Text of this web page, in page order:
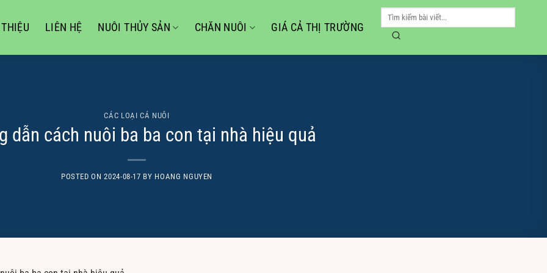
LIÊN HỆ NUÔI THỦY SẢN CHĂN NUÔI GIÁ CẢ THỊ TRƯỜNG
CÁC LOẠI CÁ NUÔI
dẫn cách nuôi ba ba con tại nhà hiệu quả
POSTED ON2024-08-17 BY HOANG NGUYEN